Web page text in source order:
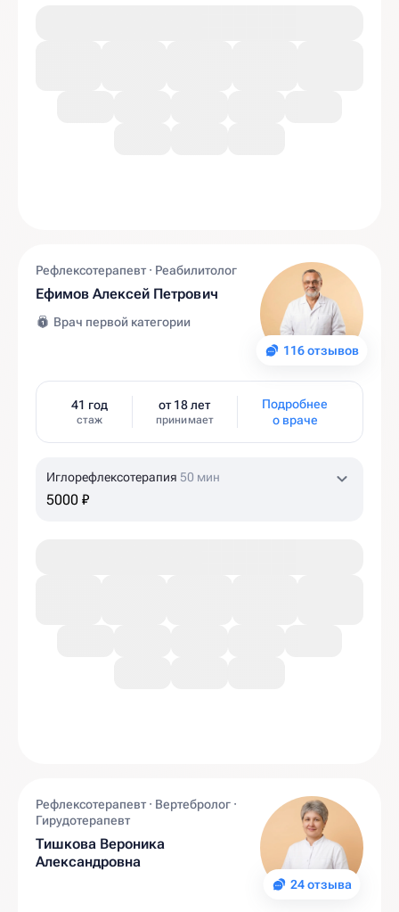
116 отзывов
Рефлексотерапевт · Реабилитолог
Ефимов Алексей Петрович
Врач первой категории
41 год
стаж
от 18 лет
принимает
Подробнее
о враче
Иглорефлексотерапия 50 мин
5000 ₽
24 отзыва
Рефлексотерапевт · Вертебролог ·
Гирудотерапевт
Тишкова Вероника
Александровна